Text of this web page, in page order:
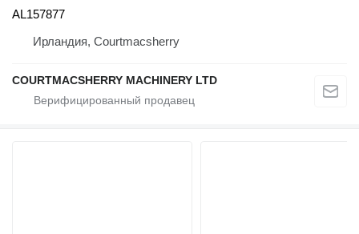
AL157877
Ирландия, Courtmacsherry
COURTMACSHERRY MACHINERY LTD